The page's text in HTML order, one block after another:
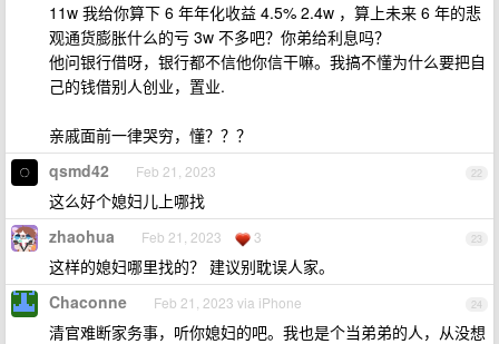
11w 我给你算下 6 年年化收益 4.5% 2.4w ，算上未来 6 年的悲
观通货膨胀什么的亏 3w 不多吧？你弟给利息吗？
他问银行借呀，银行都不信他你信干嘛。我搞不懂为什么要把自
己的钱借别人创业，置业.
亲戚面前一律哭穷，懂？？？
22
qsmd42 Feb 21, 2023
这么好个媳妇儿上哪找
23
zhaohua Feb 21, 2023 3
这样的媳妇哪里找的？ 建议别耽误人家。
24
Chaconne Feb 21, 2023 via iPhone
清官难断家务事，听你媳妇的吧。我也是个当弟弟的人，从没想